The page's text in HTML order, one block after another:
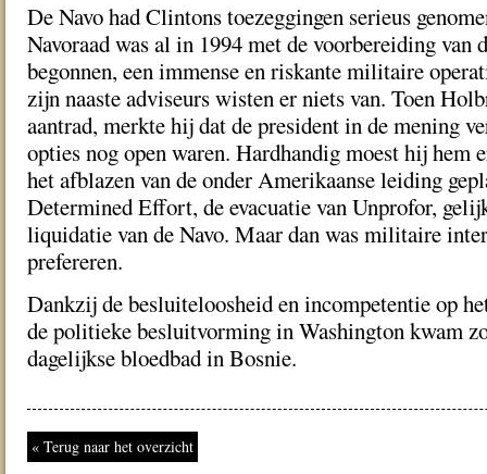
De Navo had Clintons toezeggingen serieus
Navoraad was al in 1994 met de voorbereiding van
begonnen, een immense en riskante militaire
zijn naaste adviseurs wisten er niets van. Toen
aantrad, merkte hij dat de president in de mening
opties nog open waren. Hardhandig moest hij hem
het afblazen van de onder Amerikaanse leiding
Determined Effort, de evacuatie van Unprofor,
liquidatie van de Navo. Maar dan was militaire
prefereren.
Dankzij de besluiteloosheid en incompetentie op
de politieke besluitvorming in Washington kwam
dagelijkse bloedbad in Bosnie.
« Terug naar het overzicht